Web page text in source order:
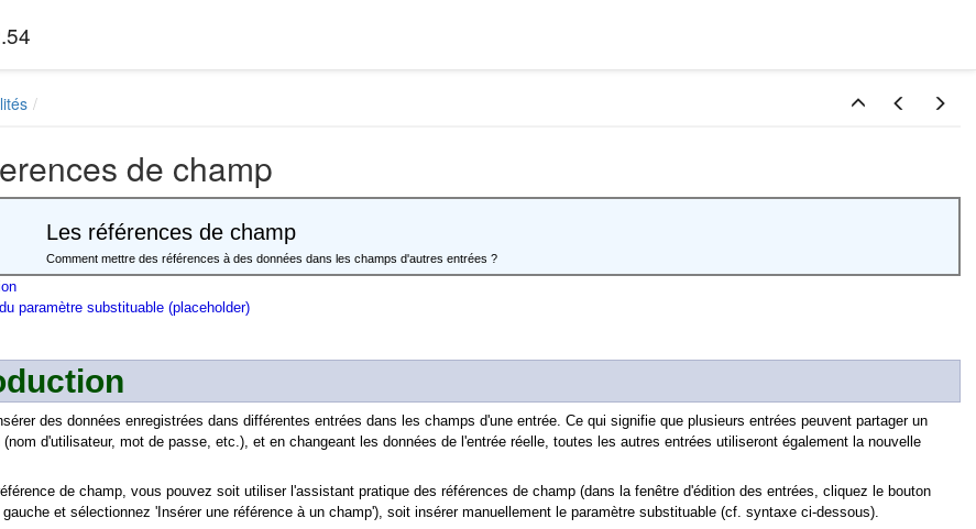
de champ
Les références de champ
Comment mettre des références à des données dans les champs d'autres entrées ?
paramètre substituable (placeholder)
des données enregistrées dans différentes entrées dans les champs d'une entrée. Ce qui signifie que plusieurs entrées peuvent partager un
d'utilisateur, mot de passe, etc.), et en changeant les données de l'entrée réelle, toutes les autres entrées utiliseront également la nouvelle
de champ, vous pouvez soit utiliser l'assistant pratique des références de champ (dans la fenêtre d'édition des entrées, cliquez le bouton
et sélectionnez 'Insérer une référence à un champ'), soit insérer manuellement le paramètre substituable (cf. syntaxe ci-dessous).